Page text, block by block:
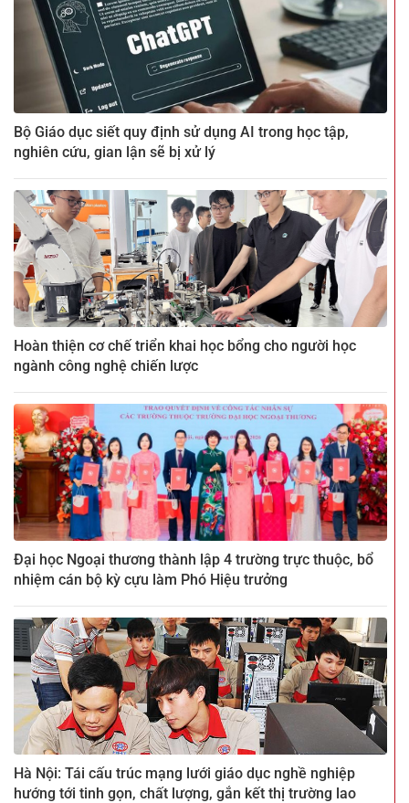
Bộ Giáo dục siết quy định sử dụng AI trong học tập,
nghiên cứu, gian lận sẽ bị xử lý
Hoàn thiện cơ chế triển khai học bổng cho người học
ngành công nghệ chiến lược
Đại học Ngoại thương thành lập 4 trường trực thuộc, bổ
nhiệm cán bộ kỳ cựu làm Phó Hiệu trưởng
Hà Nội: Tái cấu trúc mạng lưới giáo dục nghề nghiệp
hướng tới tinh gọn, chất lượng, gắn kết thị trường lao